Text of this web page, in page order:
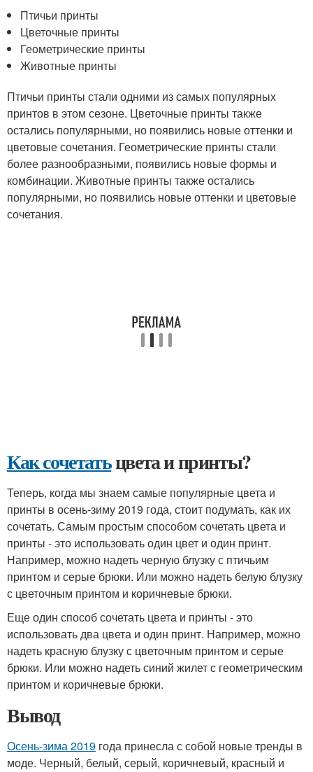
Птичьи принты
Цветочные принты
Геометрические принты
Животные принты
Птичьи принты стали одними из самых популярных
принтов в этом сезоне. Цветочные принты также
остались популярными, но появились новые оттенки и
цветовые сочетания. Геометрические принты стали
более разнообразными, появились новые формы и
комбинации. Животные принты также остались
популярными, но появились новые оттенки и цветовые
сочетания.
Как сочетатьцвета и принты?
Теперь, когда мы знаем самые популярные цвета и
принты в осень-зиму 2019 года, стоит подумать, как их
сочетать. Самым простым способом сочетать цвета и
принты - это использовать один цвет и один принт.
Например, можно надеть черную блузку с птичьим
принтом и серые брюки. Или можно надеть белую блузку
с цветочным принтом и коричневые брюки.
Еще один способ сочетать цвета и принты - это
использовать два цвета и один принт. Например, можно
надеть красную блузку с цветочным принтом и серые
брюки. Или можно надеть синий жилет с геометрическим
принтом и коричневые брюки.
Вывод
Осень-зима 2019 года принесла с собой новые тренды в
моде. Черный, белый, серый, коричневый, красный и